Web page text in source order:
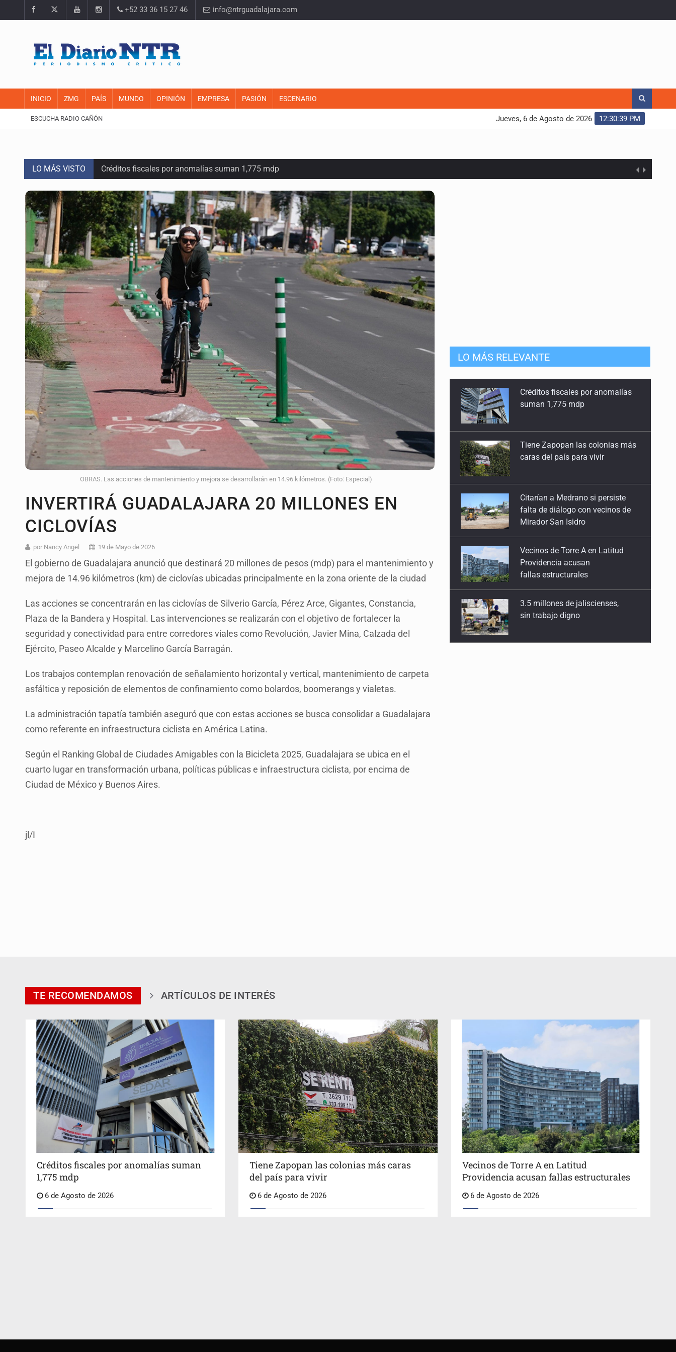
+52 33 36 15 27 46 info@ntrguadalajara.com
INICIO ZMG PAÍS MUNDO OPINIÓN EMPRESA PASIÓN ESCENARIO
ESCUCHA RADIO CAÑÓN 12:30:39 PM
Jueves, 6 de Agosto de 2026
LO MÁS VISTO Créditos fiscales por anomalías suman 1,775 mdp
Tiene Zapopan las colonias más caras del país para vivir
Vecinos de Torre A en Latitud Providencia acusan fallas estructurales
3.5 millones de jaliscienses, sin trabajo digno
IMSS Jalisco concreta dos donaciones multiorgánicas
Anuncian actividades por Mes de Juventudes
Dinero oscuro
Se cumplió plazo y continúan las fallas en Siteur
Hacen jornada por Semana Mundial de la Lactancia
Quinto Patio
OBRAS. Las acciones de mantenimiento y mejora se desarrollarán en 14.96 kilómetros. (Foto: Especial)
INVERTIRÁ GUADALAJARA 20 MILLONES EN
CICLOVÍAS
por Nancy Angel 19 de Mayo de 2026
El gobierno de Guadalajara anunció que destinará 20 millones de pesos (mdp) para el mantenimiento y
mejora de 14.96 kilómetros (km) de ciclovías ubicadas principalmente en la zona oriente de la ciudad
Las acciones se concentrarán en las ciclovías de Silverio García, Pérez Arce, Gigantes, Constancia,
Plaza de la Bandera y Hospital. Las intervenciones se realizarán con el objetivo de fortalecer la
seguridad y conectividad para entre corredores viales como Revolución, Javier Mina, Calzada del
Ejército, Paseo Alcalde y Marcelino García Barragán.
Los trabajos contemplan renovación de señalamiento horizontal y vertical, mantenimiento de carpeta
asfáltica y reposición de elementos de confinamiento como bolardos, boomerangs y vialetas.
La administración tapatía también aseguró que con estas acciones se busca consolidar a Guadalajara
como referente en infraestructura ciclista en América Latina.
Según el Ranking Global de Ciudades Amigables con la Bicicleta 2025, Guadalajara se ubica en el
cuarto lugar en transformación urbana, políticas públicas e infraestructura ciclista, por encima de
Ciudad de México y Buenos Aires.
jl/I
LO MÁS RELEVANTE
Tiene Zapopan las colonias más
caras del país para vivir
Citarían a Medrano si persiste
falta de diálogo con vecinos de
Vecinos de Torre A en Latitud
Providencia acusan
fallas estructurales
3.5 millones de jaliscienses,
sin trabajo digno
IMSS Jalisco concreta
dos donaciones multiorgánicas
TE RECOMENDAMOS ARTÍCULOS DE INTERÉS
Créditos fiscales por anomalías suman
1,775 mdp
6 de Agosto de 2026
Tiene Zapopan las colonias más caras
del país para vivir
6 de Agosto de 2026
Vecinos de Torre A en Latitud
Providencia acusan fallas estructurales
6 de Agosto de 2026